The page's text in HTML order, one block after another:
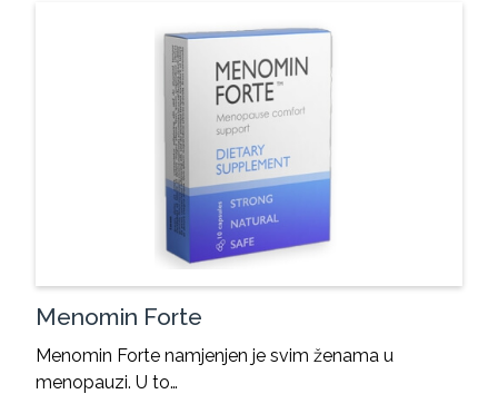
Menomin Forte
Menomin Forte namjenjen je svim ženama u
menopauzi. U to…